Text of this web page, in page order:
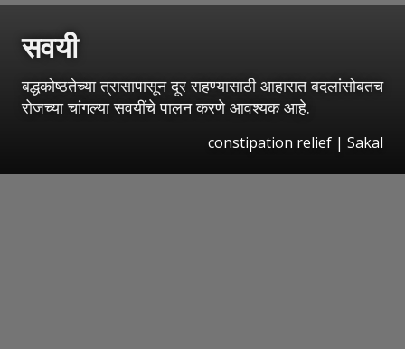
सवयी
बद्धकोष्ठतेच्या त्रासापासून दूर राहण्यासाठी आहारात बदलांसोबतच
रोजच्या चांगल्या सवयींचे पालन करणे आवश्यक आहे.
constipation relief | Sakal